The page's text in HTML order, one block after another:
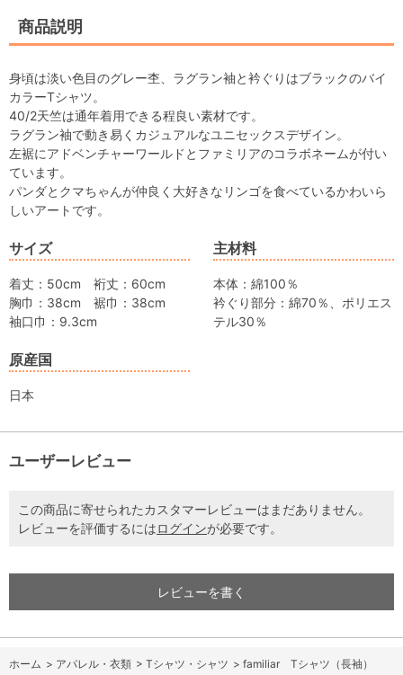
商品説明
身頃は淡い色目のグレー杢、ラグラン袖と衿ぐりはブラックのバイ
カラーTシャツ。
40/2天竺は通年着用できる程良い素材です。
ラグラン袖で動き易くカジュアルなユニセックスデザイン。
左裾にアドベンチャーワールドとファミリアのコラボネームが付い
ています。
パンダとクマちゃんが仲良く大好きなリンゴを食べているかわいら
しいアートです。
サイズ
着丈：50cm 裄丈：60cm
胸巾：38cm 裾巾：38cm
袖口巾：9.3cm
主材料
本体：綿100％
衿ぐり部分：綿70％、ポリエス
テル30％
原産国
日本
ユーザーレビュー
この商品に寄せられたカスタマーレビューはまだありません。
レビューを評価するにはログインが必要です。
レビューを書く
ホーム > アパレル・衣類 > Tシャツ・シャツ > familiar Tシャツ（長袖）